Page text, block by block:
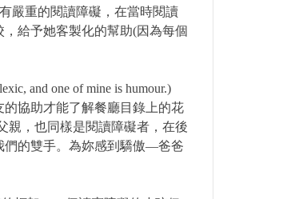
嚴重的閱讀障礙，在當時閱讀
給予她客製化的幫助(因為每個
and one of mine is humour.)
協助才能了解餐廳目錄上的花
親，也同樣是閱讀障礙者，在後
們的雙手。為妳感到驕傲—爸爸